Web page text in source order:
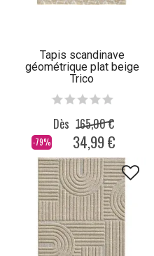
Tapis scandinave
géométrique plat beige
Trico
-79%
Dès 165,00 €
34,99 €